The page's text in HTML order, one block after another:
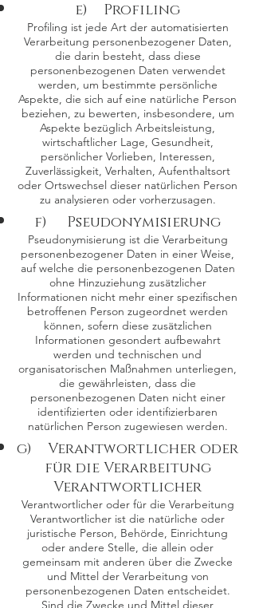
e) Profiling
Profiling ist jede Art der automatisierten
Verarbeitung personenbezogener Daten,
die darin besteht, dass diese
personenbezogenen Daten verwendet
werden, um bestimmte persönliche
Aspekte, die sich auf eine natürliche Person
beziehen, zu bewerten, insbesondere, um
Aspekte bezüglich Arbeitsleistung,
wirtschaftlicher Lage, Gesundheit,
persönlicher Vorlieben, Interessen,
Zuverlässigkeit, Verhalten, Aufenthaltsort
oder Ortswechsel dieser natürlichen Person
zu analysieren oder vorherzusagen.
f) Pseudonymisierung
Pseudonymisierung ist die Verarbeitung
personenbezogener Daten in einer Weise,
auf welche die personenbezogenen Daten
ohne Hinzuziehung zusätzlicher
Informationen nicht mehr einer spezifischen
betroffenen Person zugeordnet werden
können, sofern diese zusätzlichen
Informationen gesondert aufbewahrt
werden und technischen und
organisatorischen Maßnahmen unterliegen,
die gewährleisten, dass die
personenbezogenen Daten nicht einer
identifizierten oder identifizierbaren
natürlichen Person zugewiesen werden.
g) Verantwortlicher oder
für die Verarbeitung
Verantwortlicher
Verantwortlicher oder für die Verarbeitung
Verantwortlicher ist die natürliche oder
juristische Person, Behörde, Einrichtung
oder andere Stelle, die allein oder
gemeinsam mit anderen über die Zwecke
und Mittel der Verarbeitung von
personenbezogenen Daten entscheidet.
Sind die Zwecke und Mittel dieser